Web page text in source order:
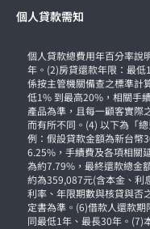
個人貸款需知
個人貸款總費用年百分率說
年。(2)房貸還款年限：最
係按主管機關備查之標準計
低1% 到最高20%，相關手
產品為準，且每一顧客實際
而有所不同。(4) 以下為「
例：假設貸款金額為新台幣
6.25%，手續費及各項相關
為約7.79%，最終還款總金
約為359,087元(含本金、利
利率、年限期數與核貸與否
定書為準。(6)借款人還款
同最低1年、最長30年。(7)